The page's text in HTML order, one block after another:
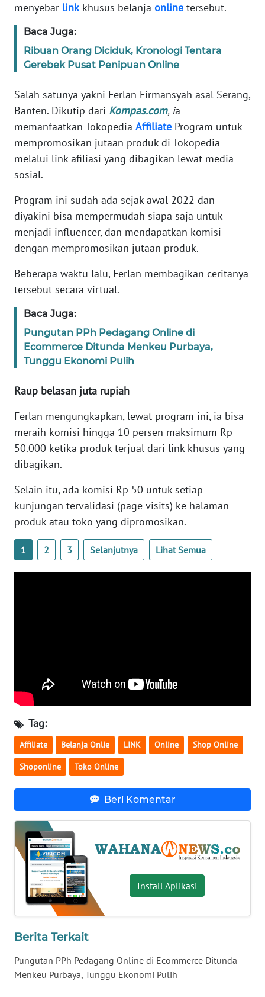
menyebar linkkhusus belanja online tersebut.
Baca Juga:
Ribuan Orang Diciduk, Kronologi Tentara
Gerebek Pusat Penipuan Online
Salah satunya yakni Ferlan Firmansyah asal Serang,
Banten. Dikutip dari Kompas.com, ia
memanfaatkan Tokopedia Affiliate Program untuk
mempromosikan jutaan produk di Tokopedia
melalui link afiliasi yang dibagikan lewat media
sosial.
Program ini sudah ada sejak awal 2022 dan
diyakini bisa mempermudah siapa saja untuk
menjadi influencer, dan mendapatkan komisi
dengan mempromosikan jutaan produk.
Beberapa waktu lalu, Ferlan membagikan ceritanya
tersebut secara virtual.
Baca Juga:
Pungutan PPh Pedagang Online di
Ecommerce Ditunda Menkeu Purbaya,
Tunggu Ekonomi Pulih
Raup belasan juta rupiah
Ferlan mengungkapkan, lewat program ini, ia bisa
meraih komisi hingga 10 persen maksimum Rp
50.000 ketika produk terjual dari link khusus yang
dibagikan.
Selain itu, ada komisi Rp 50 untuk setiap
kunjungan tervalidasi (page visits) ke halaman
produk atau toko yang dipromosikan.
1 2 3 Selanjutnya Lihat Semua
Tag:
Affiliate Belanja Onlie LINK Online Shop Online
Shoponline Toko Online
Beri Komentar
Install Aplikasi
Berita Terkait
Pungutan PPh Pedagang Online di Ecommerce Ditunda
Menkeu Purbaya, Tunggu Ekonomi Pulih
KONTAK
INFO
IKLAN
TENTANG
KAMI
PEDOMAN
MEDIA
SIBER
REDAKSI
KARIR
Wahana
Regional
WN
SUMUT
WN
JAKARTA
WN
JABAR
BANTEN
WN
WN
KEPRI
WN
RIAU
WN
SERAMBI
WN
SULTRA
WN
NTB
SULTENG
WN